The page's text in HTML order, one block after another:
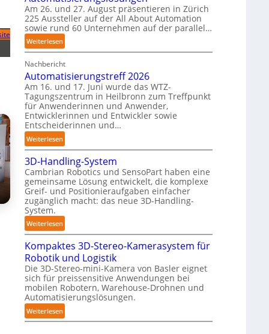
T
a
u
c
r
o
b
o
t
e
r
n
e
n
p
e
r
C
o
b
o
t
Am 26. und 27. August präsentieren in Zürich
225 Aussteller auf der All About Automation
sowie rund 60 Unternehmen auf der parallel…
Weiterlesen:
A
A
A
Z
ü
r
i
c
h
T
r
e
f
p
u
n
k
t
f
ü
r
p
Nachbericht
Automatisierungstreff 2026
Am 16. und 17. Juni wurde das WTZ-
Tagungszentrum in Heilbronn zum Treffpunkt
für Anwenderinnen und Anwender,
Entwicklerinnen und Entwickler sowie
Entscheiderinnen und…
Weiterlesen:
A
u
t
o
m
a
t
i
i
e
r
u
n
g
s
3D-Handling-System
Cambrian Robotics und SensoPart haben eine
gemeinsame Lösung entwickelt, die komplexe
Greif- und Positionieraufgaben einfacher
zugänglich macht: das neue 3D-Handling-
System.
Weiterlesen:
3
D
-
H
a
n
d
l
Kompaktes 3D-Stereo-Kamerasystem für
Robotik und Logistik
Die 3D-Stereo-mini-Kamera von Basler eignet
sich für preissensitive Anwendungen bei
mobilen Robotern, Warehouse-Drohnen und
Automatisierungslösungen.
Weiterlesen:
K